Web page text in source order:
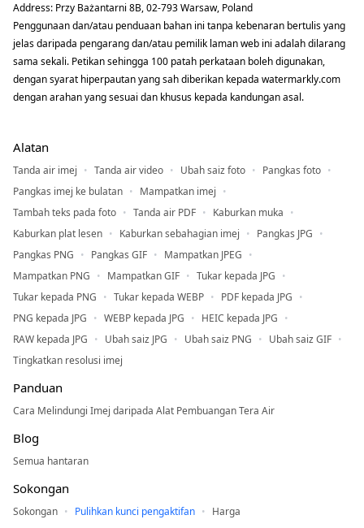
Address: Przy Bażantarni 8B, 02-793 Warsaw, Poland
Penggunaan dan/atau penduaan bahan ini tanpa kebenaran bertulis yang
jelas daripada pengarang dan/atau pemilik laman web ini adalah dilarang
sama sekali. Petikan sehingga 100 patah perkataan boleh digunakan,
dengan syarat hiperpautan yang sah diberikan kepada watermarkly.com
dengan arahan yang sesuai dan khusus kepada kandungan asal.
Alatan
Tanda air imej Tanda air video Ubah saiz foto
Pangkas foto
Pangkas imej ke bulatan
Mampatkan imej
Tambah teks pada foto
Tanda air PDF
Kaburkan muka
Kaburkan plat lesen
Kaburkan sebahagian imej
Pangkas JPG
Pangkas PNG
Pangkas GIF
Mampatkan JPEG
Mampatkan PNG
Mampatkan GIF
Tukar kepada JPG
Tukar kepada PNG
Tukar kepada WEBP
PDF kepada JPG
PNG kepada JPG
WEBP kepada JPG
HEIC kepada JPG
RAW kepada JPG
Ubah saiz JPG Ubah saiz PNG
Ubah saiz GIF
Tingkatkan resolusi imej
Panduan
Cara Melindungi Imej daripada Alat Pembuangan Tera Air
Blog
Semua hantaran
Sokongan
Sokongan Pulihkan kunci pengaktifan Harga